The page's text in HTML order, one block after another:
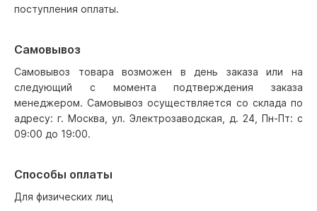
поступления оплаты.
Самовывоз
Самовывоз товара возможен в день заказа или на
следующий с момента подтверждения заказа
менеджером. Самовывоз осуществляется со склада по
адресу: г. Москва, ул. Электрозаводская, д. 24, Пн-Пт: с
09:00 до 19:00.
Способы оплаты
Для физических лиц